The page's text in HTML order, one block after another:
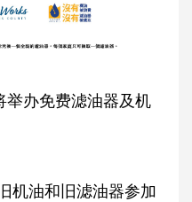
举办免费滤油器及机
机油和旧滤油器参加